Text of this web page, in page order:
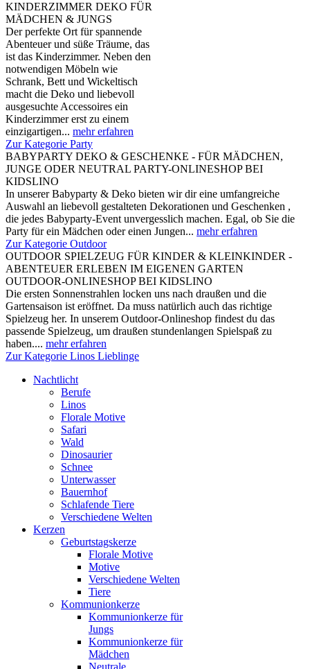
KINDERZIMMER DEKO FÜR
MÄDCHEN & JUNGS
Der perfekte Ort für spannende
Abenteuer und süße Träume, das
ist das Kinderzimmer. Neben den
notwendigen Möbeln wie
Schrank, Bett und Wickeltisch
macht die Deko und liebevoll
ausgesuchte Accessoires ein
Kinderzimmer erst zu einem
einzigartigen... mehr erfahren
Zur Kategorie Party
BABYPARTY DEKO & GESCHENKE - FÜR MÄDCHEN,
JUNGE ODER NEUTRAL PARTY-ONLINESHOP BEI
KIDSLINO
In unserer Babyparty & Deko bieten wir dir eine umfangreiche
Auswahl an liebevoll gestalteten Dekorationen und Geschenken ,
die jedes Babyparty-Event unvergesslich machen. Egal, ob Sie die
Party für ein Mädchen oder einen Jungen... mehr erfahren
Zur Kategorie Outdoor
OUTDOOR SPIELZEUG FÜR KINDER & KLEINKINDER -
ABENTEUER ERLEBEN IM EIGENEN GARTEN
OUTDOOR-ONLINESHOP BEI KIDSLINO
Die ersten Sonnenstrahlen locken uns nach draußen und die
Gartensaison ist eröffnet. Da muss natürlich auch das richtige
Spielzeug her. In unserem Outdoor-Onlineshop findest du das
passende Spielzeug, um draußen stundenlangen Spielspaß zu
haben.... mehr erfahren
Zur Kategorie Linos Lieblinge
Nachtlicht
Berufe
Linos
Florale Motive
Safari
Wald
Dinosaurier
Schnee
Unterwasser
Bauernhof
Schlafende Tiere
Verschiedene Welten
Kerzen
Geburtstagskerze
Florale Motive
Motive
Verschiedene Welten
Tiere
Kommunionkerze
Kommunionkerze für
Jungs
Kommunionkerze für
Mädchen
Neutrale